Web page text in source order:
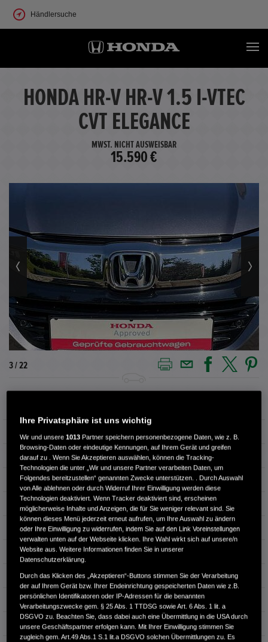
Händlersuche
HONDA HR-V HR-V 1.5 I-VTEC
CVT ELEGANCE
MWST. NICHT AUSWEISBAR
15.590 €
3 / 22
Kilometerstand 90.595 km
Kraftstoffart Super
Getriebe Automatik
Türen 5
Leistung 96 kW / 131 PS
Hubraum 1.498 cm³
Erstzulassung 11.2018
Bauart SUV
Ihre Privatsphäre ist uns wichtig
Wir und unsere1013 Partner speichern personenbezogene Daten, wie z. B.
Browsing-Daten oder eindeutige Kennungen, auf Ihrem Gerät und greifen
darauf zu . Wenn Sie Akzeptieren auswählen, können die Tracking-
Technologien die unter „Wir und unsere Partner verarbeiten Daten, um
Folgendes bereitzustellen“ genannten Zwecke unterstützen. . Durch Auswahl
von Alle ablehnen oder durch Widerruf Ihrer Einwilligung werden diese
Technologien deaktiviert. Wenn Tracker deaktiviert sind, erscheinen
möglicherweise Inhalte und Anzeigen, die für Sie weniger relevant sind. Sie
können dieses Menü jederzeit erneut aufrufen, um Ihre Auswahl zu ändern
oder Ihre Einwilligung zu widerrufen, indem Sie auf den Link Voreinstellungen
verwalten unten auf der Webseite klicken. Ihre Wahl wirkt sich auf unsere/n
Website aus. Weitere Informationen finden Sie in unserer
Datenschutzerklärung.
Durch das Klicken des „Akzeptieren“-Buttons stimmen Sie der Verarbeitung
der auf Ihrem Gerät bzw. Ihrer Endeinrichtung gespeicherten Daten wie z.B.
persönlichen Identifikatoren oder IP-Adressen für die benannten
Verarbeitungszwecke gem. § 25 Abs. 1 TTDSG sowie Art. 6 Abs. 1 lit. a
DSGVO zu. Beachten Sie, dass dabei auch eine Übermittlung in die USA durch
unsere Geschäftspartner erfolgen kann. Mit Ihrer Einwilligung stimmen Sie
zugleich gem. Art.49 Abs.1 S.1 lit.a DSGVO solchen Übermittlungen zu. Es